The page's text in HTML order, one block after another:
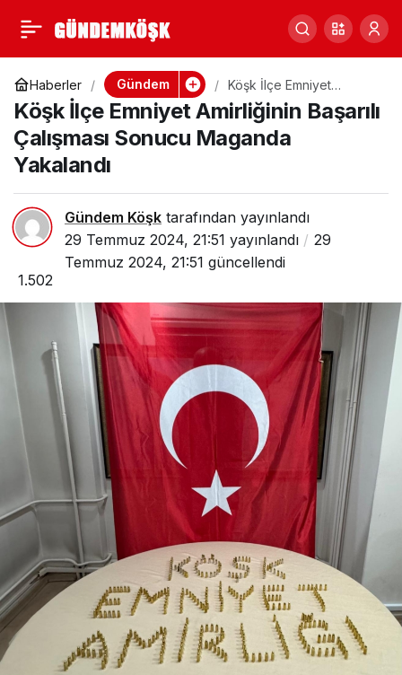
Haberler Gündem
Köşk İlçe Emniyet
Amirliğinin Başarılı
Çalışması Sonucu
Maganda Yakalandı
Köşk İlçe Emniyet Amirliğinin Başarılı
Çalışması Sonucu Maganda
Yakalandı
Gündem Köşk tarafından yayınlandı
29 Temmuz 2024, 21:51 yayınlandı
29
Temmuz 2024, 21:51 güncellendi
1.502
Köşk’te Çatıdan
Düşen Demirci
Hayatını Kaybetti
0 Paylaş